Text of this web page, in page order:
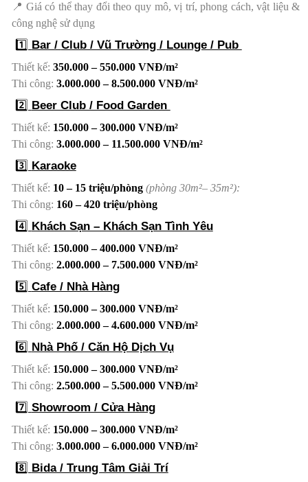
📍 Giá có thể thay đổi theo quy mô, vị trí, phong cách, vật liệu &
công nghệ sử dụng
1️⃣ Bar / Club / Vũ Trường / Lounge / Pub
Thiết kế: 350.000 – 550.000 VNĐ/m²
Thi công: 3.000.000 – 8.500.000 VNĐ/m²
2️⃣ Beer Club / Food Garden
Thiết kế: 150.000 – 300.000 VNĐ/m²
Thi công: 3.000.000 – 11.500.000 VNĐ/m²
3️⃣ Karaoke
Thiết kế: 10 – 15 triệu/phòng (phòng 30m²– 35m²):
Thi công: 160 – 420 triệu/phòng
4️⃣ Khách Sạn – Khách Sạn Tình Yêu
Thiết kế: 150.000 – 400.000 VNĐ/m²
Thi công: 2.000.000 – 7.500.000 VNĐ/m²
5️⃣ Cafe / Nhà Hàng
Thiết kế: 150.000 – 300.000 VNĐ/m²
Thi công: 2.000.000 – 4.600.000 VNĐ/m²
6️⃣ Nhà Phố / Căn Hộ Dịch Vụ
Thiết kế: 150.000 – 300.000 VNĐ/m²
Thi công: 2.500.000 – 5.500.000 VNĐ/m²
7️⃣ Showroom / Cửa Hàng
Thiết kế: 150.000 – 300.000 VNĐ/m²
Thi công: 3.000.000 – 6.000.000 VNĐ/m²
8️⃣ Bida / Trung Tâm Giải Trí